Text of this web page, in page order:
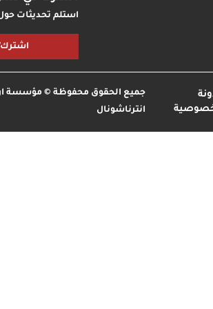
استلم تحديثات
جميع الحقوق محفوظة © مؤسسة
انترناشونال